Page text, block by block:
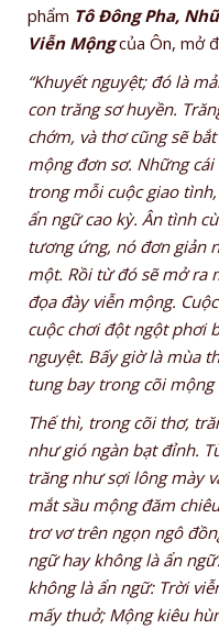
phẩm Tô Đông Pha,
Viễn Mộngcủa Ôn, mở
“Khuyết nguyệt; đó là
con trăng sơ huyền.
chớm, và thơ cũng sẽ
mộng đơn sơ. Những cái
trong mỗi cuộc giao
ẩn ngữ cao kỳ. Ân tình
tương ứng, nó đơn giản
một. Rồi từ đó sẽ mở ra
đọa đày viễn mộng.
cuộc chơi đột ngột phơi
nguyệt. Bấy giờ là mùa
tung bay trong cõi
Thế thì, trong cõi thơ,
như gió ngàn bạt đỉnh.
trăng như sợi lông mày
mắt sầu mộng đăm
trơ vơ trên ngọn ngô
ngữ hay không là ẩn
không là ẩn ngữ: Trời
mấy thuở; Mộng kiêu